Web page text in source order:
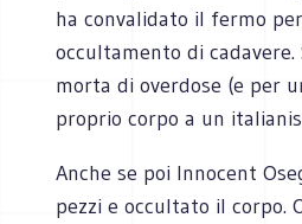
ha convalidato il fermo
occultamento di
morta di overdose (e per
proprio corpo a un
Anche se poi Innocent
pezzi e occultato il corpo.